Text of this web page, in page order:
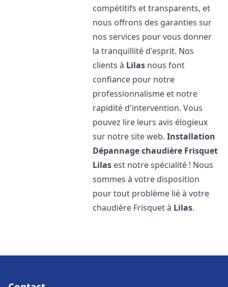
compétitifs et transparents, et
nous offrons des garanties sur
nos services pour vous donner
la tranquillité d'esprit. Nos
clients à Lilas nous font
confiance pour notre
professionnalisme et notre
rapidité d'intervention. Vous
pouvez lire leurs avis élogieux
sur notre site web.Installation
Dépannage chaudière Frisquet
Lilas est notre spécialité ! Nous
sommes à votre disposition
pour tout problème lié à votre
chaudière Frisquet à Lilas.